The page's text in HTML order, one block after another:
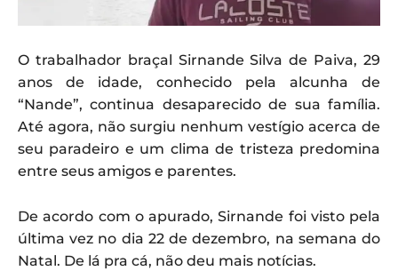
O trabalhador braçal Sirnande Silva de Paiva, 29
anos de idade, conhecido pela alcunha de
“Nande”, continua desaparecido de sua família.
Até agora, não surgiu nenhum vestígio acerca de
seu paradeiro e um clima de tristeza predomina
entre seus amigos e parentes.
De acordo com o apurado, Sirnande foi visto pela
última vez no dia 22 de dezembro, na semana do
Natal. De lá pra cá, não deu mais notícias.